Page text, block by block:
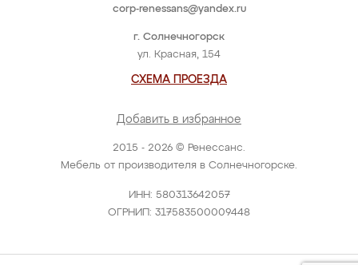
2015 - 2026 © Ренессанс.
Мебель от производителя в Солнечногорске.
ИНН: 580313642057
ОГРНИП: 317583500009448
г. Солнечногорск
ул. Красная, 154
СХЕМА ПРОЕЗДА
Добавить в избранное
corp-renessans@yandex.ru